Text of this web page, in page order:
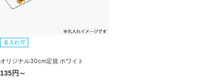
名入れ可
オリジナル30cm定規 ホワイト
135円～